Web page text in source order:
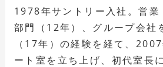
1978年サントリー入社。営業
部門（12年）、グループ会社
（17年）の経験を経て、
ート室を立ち上げ、初代室長